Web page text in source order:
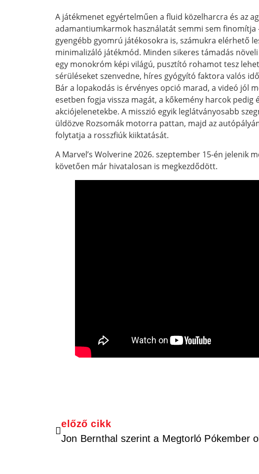
A játékmenet egyértelműen a fluid közelharcra és az
adamantiumkarmok használatát semmi sem finomítja
gyengébb gyomrú játékosokra is, számukra elérhető
minimalizáló játékmód. Minden sikeres támadás
egy monokróm képi világú, pusztító rohamot tesz
sérüléseket szenvedne, híres gyógyító faktora valós
Bár a lopakodás is érvényes opció marad, a videó jól
esetben fogja vissza magát, a kőkemény harcok
akciójelenetekbe. A misszió egyik leglátványosabb
üldözve Rozsomák motorra pattan, majd az
folytatja a rosszfiúk kiiktatását.
A Marvel’s Wolverine 2026. szeptember 15-én jelenik
követően már hivatalosan is megkezdődött.
előző cikk